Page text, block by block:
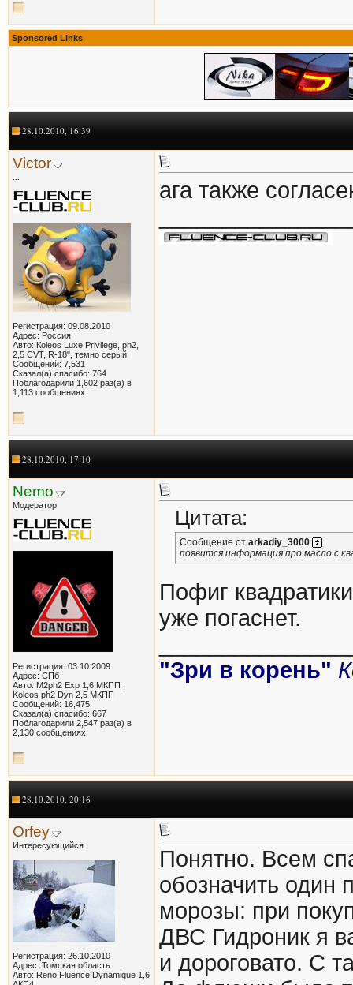
Sponsored Links
28.10.2010, 16:39
Victor
Регистрация: 09.08.2010
Адрес: Россия
Авто: Кoleos Luxe Privilege, ph2,
2,5 CVT, R-18", темно серый
Сообщений: 7,531
Сказал(а) спасибо: 764
Поблагодарили 1,602 раз(а) в
1,113 сообщениях
ага также
28.10.2010, 17:10
Nemo
Модератор
Регистрация: 03.10.2009
Адрес: СПб
Авто: M2ph2 Exp 1,6 МКПП ,
Koleos ph2 Dyn 2,5 МКПП
Сообщений: 16,475
Сказал(а) спасибо: 667
Поблагодарили 2,547 раз(а) в
2,130 сообщениях
Цитата:
Сообщение от arkadiy_3000
появится информация про масло с
Пофиг
уже погаснет.
"Зри в корень"
28.10.2010, 20:16
Orfey
Интересующийся
Регистрация: 26.10.2010
Адрес: Томская область
Авто: Reno Fluence Dynamique 1,6
Понятно. Всем
обозначить один
морозы: при
ДВС Гидроник я
и дороговато. С